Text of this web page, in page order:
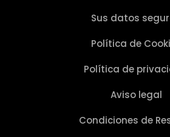
Sus datos
Política de
Política de
Aviso legal
Condiciones de